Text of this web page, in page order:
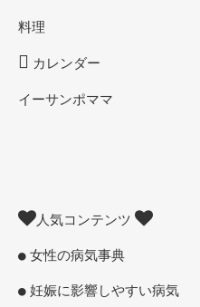
料理
カレンダー
イーサンポママ
人気コンテンツ
女性の病気事典
妊娠に影響しやすい病気